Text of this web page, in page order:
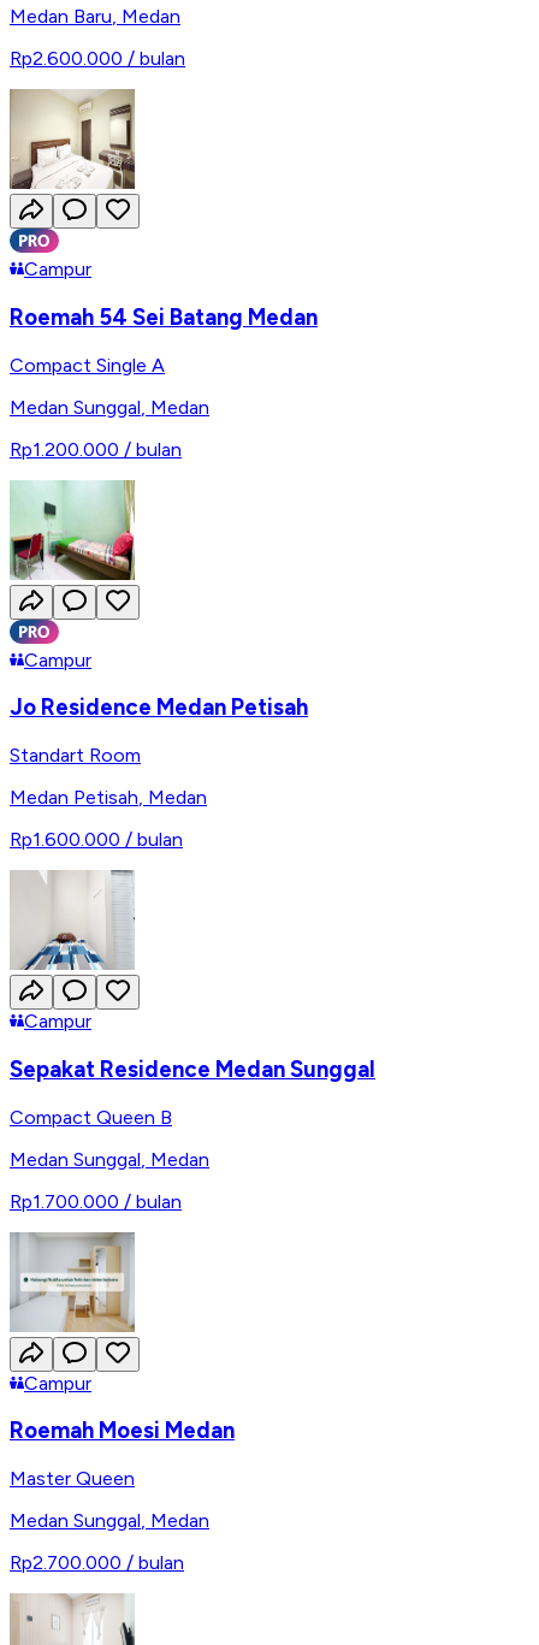
Medan Baru, Medan
Rp2.600.000 / bulan
Campur
Roemah 54 Sei Batang Medan
Compact Single A
Medan Sunggal Medan
Rp1.200.000 / bulan
Campur
Jo Residence Medan Petisah
Standart Room
Medan Petisah, Medan
Rp1.600.000 / bulan
Campur
Sepakat Residence Medan Sunggal
Compact Queen B
Medan Sunggal Medan
Rp1.700.000 / bulan
Campur
Roemah Moesi Medan
Master Queen
Medan Sunggal, Medan
Rp2.700.000 / bulan